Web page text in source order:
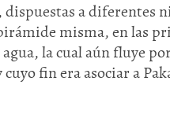
dispuestas a diferentes
misma, en las
la cual aún fluye
fin era asociar a